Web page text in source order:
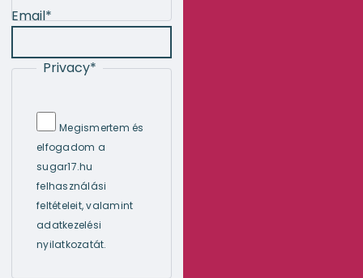
Email*
Privacy*
Megismertem és
elfogadom a
sugar17.hu
felhasználási
feltételeit, valamint
adatkezelési
nyilatkozatát.